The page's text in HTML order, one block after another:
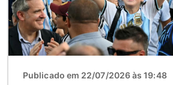
Publicado em 22/07/2026 às 19:48